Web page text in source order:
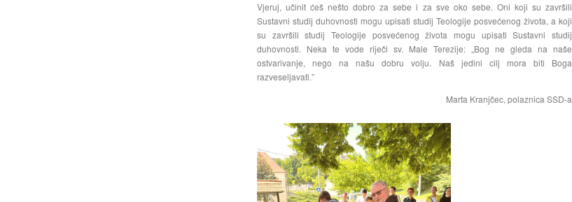
Vjeruj, učinit ćeš nešto dobro za sebe i za sve oko sebe. Oni koji su završili
Sustavni studij duhovnosti mogu upisati studij Teologije posvećenog života, a koji
su završili studij Teologije posvećenog života mogu upisati Sustavni studij
duhovnosti. Neka te vode riječi sv. Male Terezije: „Bog ne gleda na naše
ostvarivanje, nego na našu dobru volju. Naš jedini cilj mora biti Boga
razveseljavati.”
Marta Kranjčec, polaznica SSD-a